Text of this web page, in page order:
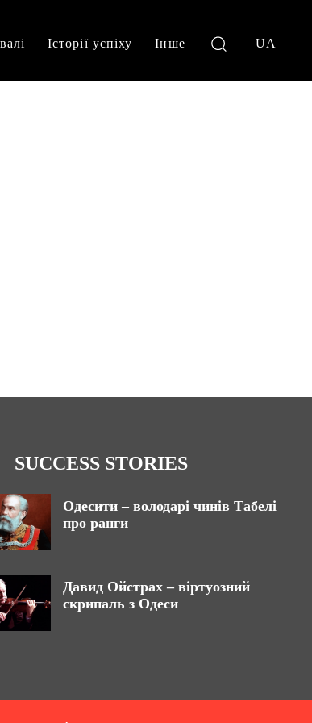
Історії успіху Інше UA
SUCCESS STORIES
Одесити – володарі чинів Табелі
про ранги
Давид Ойстрах – віртуозний
скрипаль з Одеси